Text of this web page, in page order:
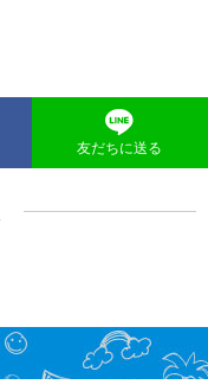
友だちに送る